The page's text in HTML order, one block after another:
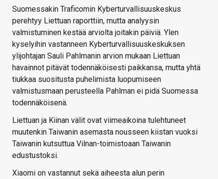
Suomessakin Traficomin Kyberturvallisuuskeskus
perehtyy Liettuan raporttiin, mutta analyysin
valmistuminen kestää arviolta joitakin päiviä. Ylen
kyselyihin vastanneen Kyberturvallisuuskeskuksen
ylijohtajan Sauli Pahlmanin arvion mukaan Liettuan
havainnot pitävät todennäköisesti paikkansa, mutta yhtä
tiukkaa suositusta puhelimista luopumiseen
valmistusmaan perusteella Pahlman ei pidä Suomessa
todennäköisenä.
Liettuan ja Kiinan välit ovat viimeaikoina tulehtuneet
muutenkin Taiwanin asemasta nousseen kiistan vuoksi
Taiwanin kutsuttua Vilnan-toimistoaan Taiwanin
edustustoksi.
Xiaomi on vastannut sekä aiheesta alun perin